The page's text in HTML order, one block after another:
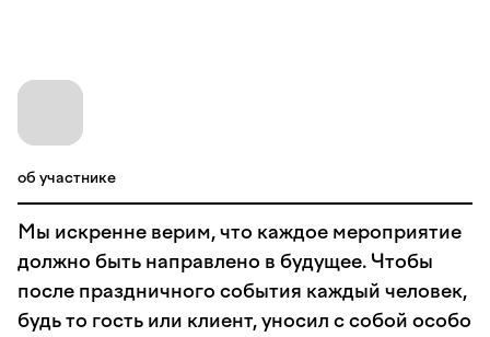
об участнике
Мы искренне верим, что каждое мероприятие
должно быть направлено в будущее. Чтобы
после праздничного события каждый человек,
будь то гость или клиент, уносил с собой особо